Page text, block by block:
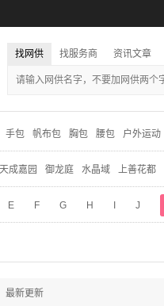
找网供 找服务商 资讯文章
手包 帆布包 胸包 腰包 户外运动
天成嘉园 御龙庭 水晶域 上善花都
E F G H J
最新更新